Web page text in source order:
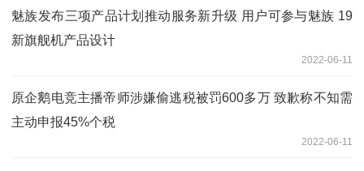
魅族发布三项产品计划推动服务新升级 用户可参与魅族 19
新旗舰机产品设计
2022-06-11
原企鹅电竞主播帝师涉嫌偷逃税被罚600多万 致歉称不知需
主动申报45%个税
2022-06-11